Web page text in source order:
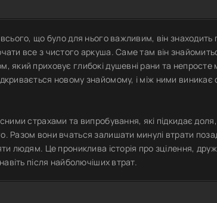
що було для нього важливим, він знаходить
все з чистого аркуша. Саме там він
який приховує глибокі душевні рани та
новому знайомому, і між ними виникає
страхами та випробування, які підкидає
Разом вони вчаться залишати минулі втрати
людям. Це прониклива історія про зцілення,
після найболючіших втрат.